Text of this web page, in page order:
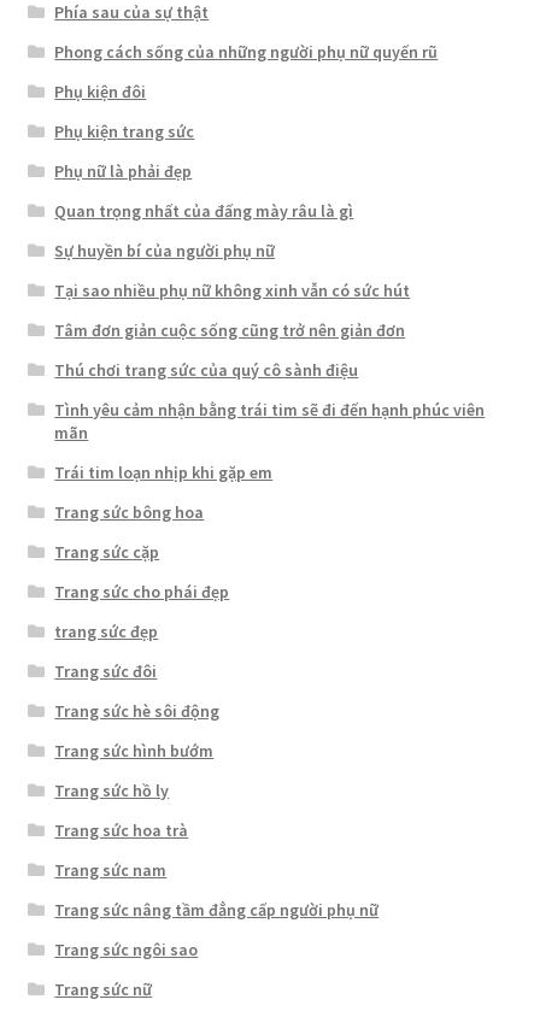
Phía sau của sự thật
Phong cách sống của những người phụ nữ quyến rũ
Phụ kiện đôi
Phụ kiện trang sức
Phụ nữ là phải đẹp
Quan trọng nhất của đấng mày râu là gì
Sự huyền bí của người phụ nữ
Tại sao nhiều phụ nữ không xinh vẫn có sức hút
Tâm đơn giản cuộc sống cũng trở nên giản đơn
Thú chơi trang sức của quý cô sành điệu
Tình yêu cảm nhận bằng trái tim sẽ đi đến hạnh phúc viên
mãn
Trái tim loạn nhịp khi gặp em
Trang sức bông hoa
Trang sức cặp
Trang sức cho phái đẹp
trang sức đẹp
Trang sức đôi
Trang sức hè sôi động
Trang sức hình bướm
Trang sức hồ ly
Trang sức hoa trà
Trang sức nam
Trang sức nâng tầm đẳng cấp người phụ nữ
Trang sức ngôi sao
Trang sức nữ